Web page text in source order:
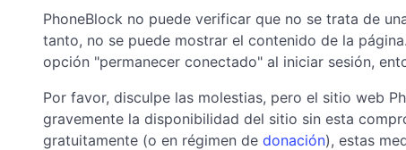
PhoneBlock no puede verificar que no se trata de
tanto, no se puede mostrar el contenido de la
opción "permanecer conectado" al iniciar sesión,
Por favor, disculpe las molestias, pero el sitio web
gravemente la disponibilidad del sitio sin esta
gratuitamente (o en régimen de donación), estas